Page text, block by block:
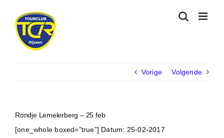
inhoud
Vorige Volgende
Rondje Lemelerberg – 25 feb
[one_whole boxed=”true”] Datum: 25-02-2017